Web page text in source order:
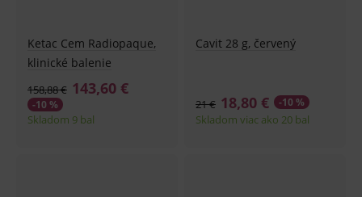
Ketac Cem Radiopaque,
klinické balenie
143,60 €
158,88 €
-10 %
Skladom 9 bal
Cavit 28 g, červený
18,80 €
21 € -10 %
Skladom viac ako 20 bal